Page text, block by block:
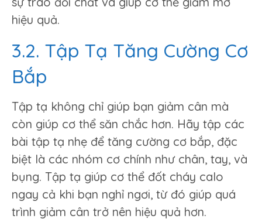
hiệu quả.
3.2. Tập Tạ Tăng Cường Cơ
Bắp
Tập tạ không chỉ giúp bạn giảm cân mà
còn giúp cơ thể săn chắc hơn. Hãy tập các
bài tập tạ nhẹ để tăng cường cơ bắp, đặc
biệt là các nhóm cơ chính như chân, tay, và
bụng. Tập tạ giúp cơ thể đốt cháy calo
ngay cả khi bạn nghỉ ngơi, từ đó giúp quá
trình giảm cân trở nên hiệu quả hơn.